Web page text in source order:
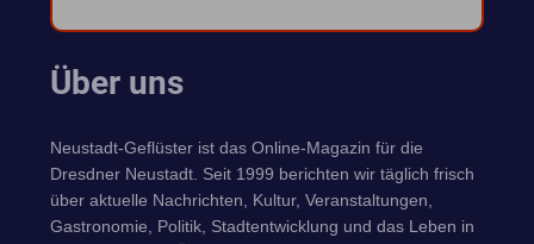
Über uns
Neustadt-Geflüster ist das Online-Magazin für die
Dresdner Neustadt. Seit 1999 berichten wir täglich frisch
über aktuelle Nachrichten, Kultur, Veranstaltungen,
Gastronomie, Politik, Stadtentwicklung und das Leben in